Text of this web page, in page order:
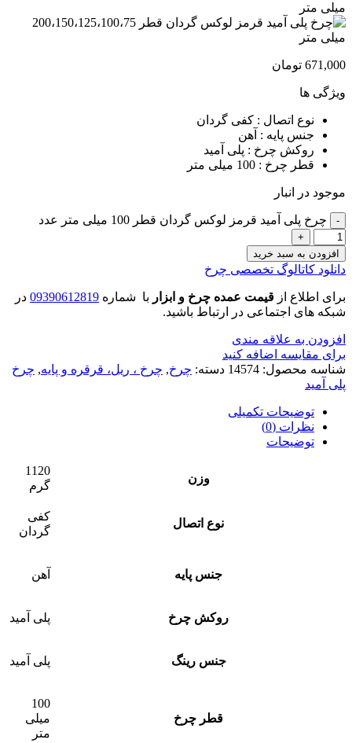
671,000 تومان
ویژگی ها
نوع اتصال : کفی گردان
جنس پایه : آهن
روکش چرخ : پلی آمید
قطر چرخ : 100 میلی متر
موجود در انبار
چرخ پلی آمید قرمز لوکس گردان قطر 100 میلی متر عدد
افزودن به سبد خرید
دانلود کاتالوگ تخصصی چرخ
برای اطلاع از قیمت عمده چرخ و ابزار با شماره 09390612819 در
شبکه های اجتماعی در ارتباط باشید.
افزودن به علاقه مندی
برای مقایسه اضافه کنید
شناسه محصول: 14574 دسته: چرخ, چرخ ، ریل، قرقره و پایه, چرخ
پلی آمید
توضیحات تکمیلی
نظرات (0)
توضیحات
وزن
1120
گرم
نوع اتصال
کفی
گردان
جنس پایه آهن
روکش چرخ پلی آمید
جنس رینگ پلی آمید
قطر چرخ
100
میلی
متر